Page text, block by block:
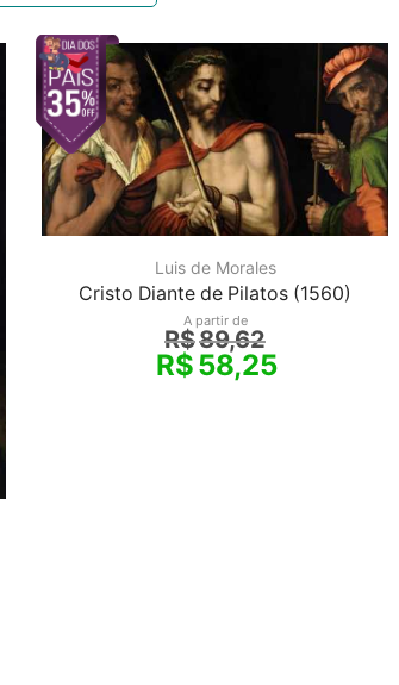
Luis de Morales
Cristo Diante de Pilatos (1560)
A partir de
R$89,62
R$58,25